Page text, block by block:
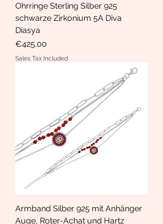
Ohrringe Sterling Silber 925
schwarze Zirkonium 5A Diva
Diasya
Price
€425.00
Sales Tax Included
Armband Silber 925 mit Anhänger
Auge, Roter-Achat und Hartz